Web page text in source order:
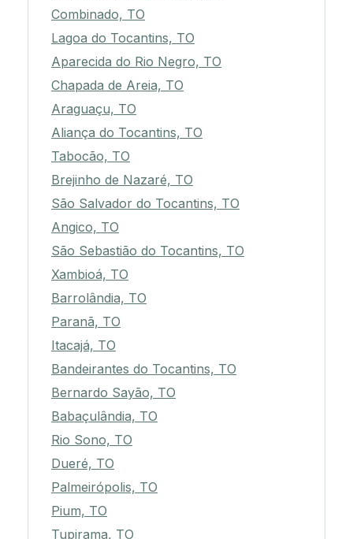
Combinado, TO
Lagoa do Tocantins, TO
Aparecida do Rio Negro, TO
Chapada de Areia, TO
Araguaçu, TO
Aliança do Tocantins, TO
Tabocão, TO
Brejinho de Nazaré, TO
São Salvador do Tocantins, TO
Angico, TO
São Sebastião do Tocantins, TO
Xambioá, TO
Barrolândia, TO
Paranã, TO
Itacajá, TO
Bandeirantes do Tocantins, TO
Bernardo Sayão, TO
Babaçulândia, TO
Rio Sono, TO
Dueré, TO
Palmeirópolis, TO
Pium, TO
Tupirama, TO